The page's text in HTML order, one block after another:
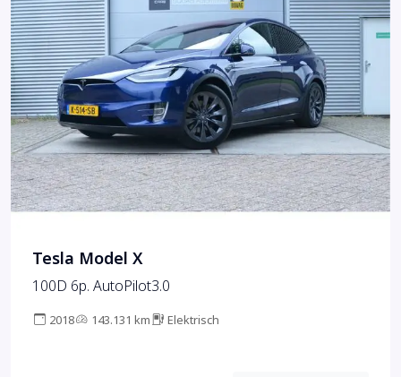
Tesla Model X
100D 6p. AutoPilot3.0
2018 143.131 km Elektrisch